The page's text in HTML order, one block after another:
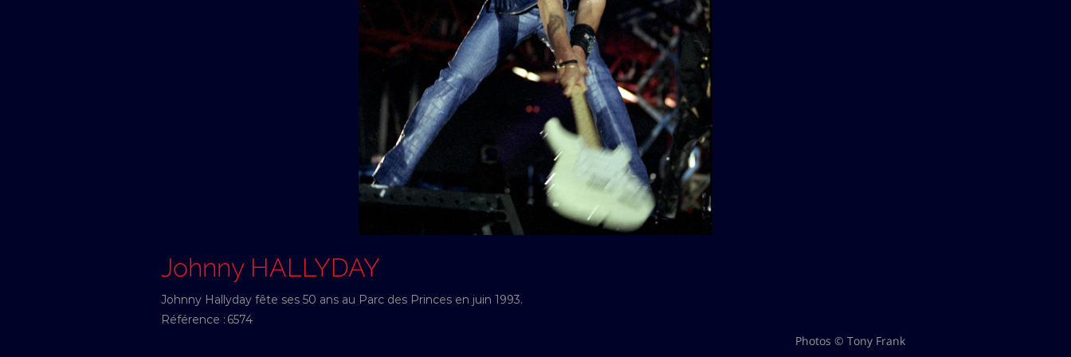
Johnny HALLYDAY
Johnny Hallyday fête ses 50 ans au Parc des Princes en juin 1993.
Référence : 6574
Photos © Tony Frank